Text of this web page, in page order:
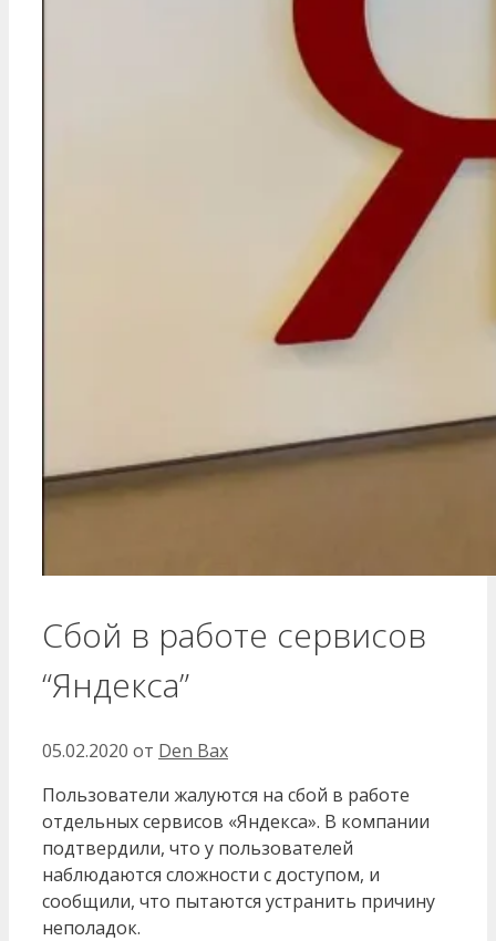
Сбой в работе сервисов
“Яндекса”
05.02.2020 от Den Bax
Пользователи жалуются на сбой в работе
отдельных сервисов «Яндекса». В компании
подтвердили, что у пользователей
наблюдаются сложности с доступом, и
сообщили, что пытаются устранить причину
неполадок.